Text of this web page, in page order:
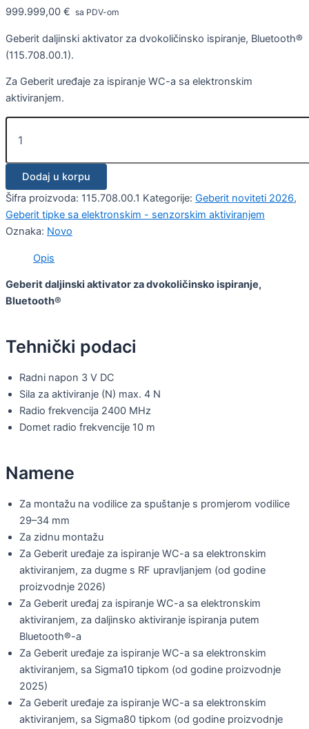
999.999,00 € sa PDV-om
Geberit daljinski aktivator za dvokoličinsko ispiranje, Bluetooth®
(115.708.00.1).
Za Geberit uređaje za ispiranje WC-a sa elektronskim
aktiviranjem.
Dodaj u korpu
Šifra proizvoda: 115.708.00.1 Kategorije: Geberit noviteti 2026,
Geberit tipke sa elektronskim - senzorskim aktiviranjem
Oznaka: Novo
Opis
Geberit daljinski aktivator za dvokoličinsko ispiranje,
Bluetooth®
Tehnički podaci
Radni napon 3 V DC
Sila za aktiviranje (N) max. 4 N
Radio frekvencija 2400 MHz
Domet radio frekvencije 10 m
Namene
Za montažu na vodilice za spuštanje s promjerom vodilice
29–34 mm
Za zidnu montažu
Za Geberit uređaje za ispiranje WC-a sa elektronskim
aktiviranjem, za dugme s RF upravljanjem (od godine
proizvodnje 2026)
Za Geberit uređaj za ispiranje WC-a sa elektronskim
aktiviranjem, za daljinsko aktiviranje ispiranja putem
Bluetooth®-a
Za Geberit uređaje za ispiranje WC-a sa elektronskim
aktiviranjem, sa Sigma10 tipkom (od godine proizvodnje
2025)
Za Geberit uređaje za ispiranje WC-a sa elektronskim
aktiviranjem, sa Sigma80 tipkom (od godine proizvodnje